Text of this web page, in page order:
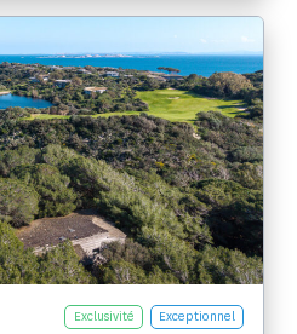
le bien
Exclusivité Exceptionnel